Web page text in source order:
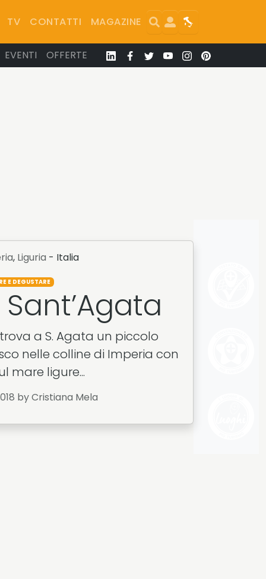
TV CONTATTI MAGAZINE Search
User Map
EVENTI OFFERTE
, Liguria - Italia
E DEGUSTARE
a S. Agata un piccolo
nelle colline di Imperia con
mare ligure...
by Cristiana Mela